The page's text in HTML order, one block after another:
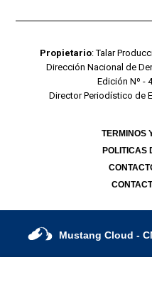
Propietario: Talar
Dirección Nacional de
Edición Nº -
Director Periodístico de
TERMINOS
POLITICAS
Mustang Cloud -